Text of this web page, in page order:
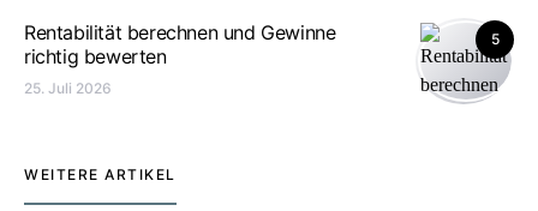
5
Rentabilität berechnen und Gewinne
richtig bewerten
25. Juli 2026
WEITERE ARTIKEL